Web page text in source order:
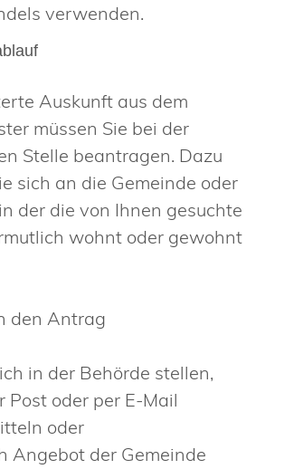
verwenden.
Auskunft aus dem
müssen Sie bei der
Stelle beantragen. Dazu
sich an die Gemeinde oder
der die von Ihnen gesuchte
wohnt oder gewohnt
den Antrag
in der Behörde stellen,
Post oder per E-Mail
oder
Angebot der Gemeinde